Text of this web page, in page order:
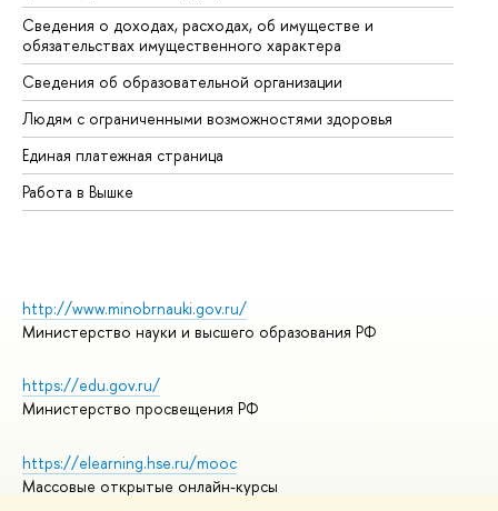
Сведения о доходах, расходах, об имуществе и
обязательствах имущественного характера
Сведения об образовательной организации
Людям с ограниченными возможностями здоровья
Единая платежная страница
Работа в Вышке
http://www.minobrnauki.gov.ru/
Министерство науки и высшего образования РФ
https://edu.gov.ru/
Министерство просвещения РФ
https://elearning.hse.ru/mooc
Массовые открытые онлайн-курсы